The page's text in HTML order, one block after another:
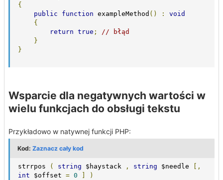
{
public
function exampleMethod () :
void
{
return true ;
// błąd
}
}
Wsparcie dla negatywnych wartości w
wielu funkcjach do obsługi tekstu
Przykładowo w natywnej funkcji PHP:
Kod: Zaznacz cały kod
strrpos ( string $haystack , string $needle
[,
int $offset = 0 )